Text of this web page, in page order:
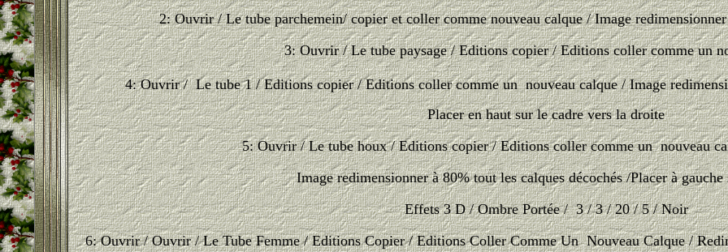
2: Ouvrir / Le tube parchemein/ copier et coller comme nouveau calque / Image
3: Ouvrir / Le tube paysage / Editions copier / Editions coller comme un
4: Ouvrir / Le tube 1 / Editions copier / Editions coller comme un nouveau calque /Image
Placer en haut sur le cadre vers la droite
5: Ouvrir / Le tube houx / Editions copier / Editions coller comme un nouveau
Image redimensionner à 80% tout les calques décochés /Placer à gauche
Effets3 D / Ombre Portée / 3 / 3 / 20 / 5 / Noir
6: Ouvrir / Ouvrir / Le Tube Femme / Editions Copier / Editions Coller Comme Un Nouveau Calque /